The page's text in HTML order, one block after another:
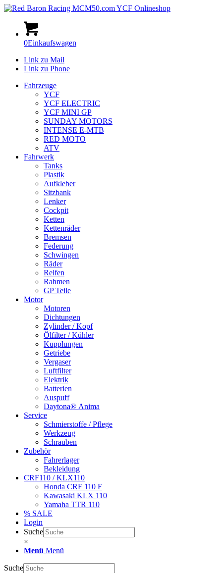
0Einkaufswagen
Link zu Mail
Link zu Phone
Fahrzeuge
YCF
YCF ELECTRIC
YCF MINI GP
SUNDAY MOTORS
INTENSE E-MTB
RED MOTO
ATV
Fahrwerk
Tanks
Plastik
Aufkleber
Sitzbank
Lenker
Cockpit
Ketten
Kettenräder
Bremsen
Federung
Schwingen
Räder
Reifen
Rahmen
GP Teile
Motor
Motoren
Dichtungen
Zylinder / Kopf
Ölfilter / Kühler
Kupplungen
Getriebe
Vergaser
Luftfilter
Elektrik
Batterien
Auspuff
Daytona® Anima
Service
Schmierstoffe / Pflege
Werkzeug
Schrauben
Zubehör
Fahrerlager
Bekleidung
CRF110 / KLX110
Honda CRF 110 F
Kawasaki KLX 110
Yamaha TTR 110
% SALE
Login
Suche
×
Menü Menü
Suche